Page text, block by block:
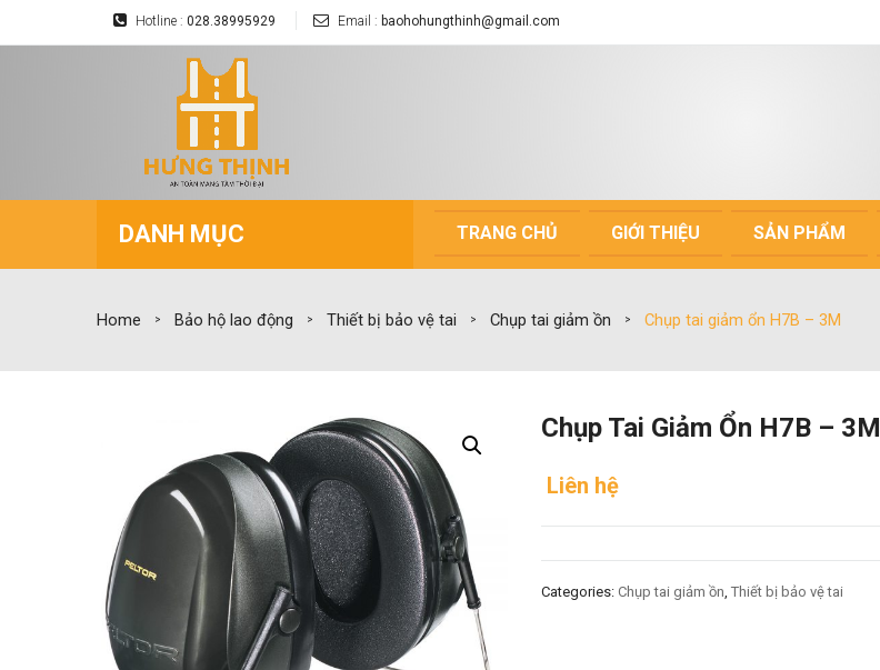
Hotline : 028.38995929 Email : baohohungthinh@gmail.com
DANH MỤC TRANG CHỦ GIỚI THIỆU SẢN PHẨM
Home > Bảo hộ lao động > Thiết bị bảo vệ tai > Chụp tai giảm ồn > Chụp tai giảm ổn H7B – 3M
Chụp Tai Giảm Ổn H7B – 3M
Liên hệ
Categories: Chụp tai giảm ồn, Thiết bị bảo vệ tai